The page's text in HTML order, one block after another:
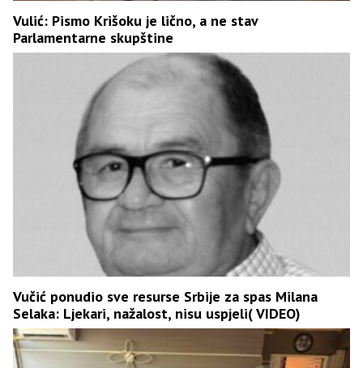
Vulić: Pismo Krišoku je lično, a ne stav
Parlamentarne skupštine
Vučić ponudio sve resurse Srbije za spas Milana
Selaka: Ljekari, nažalost, nisu uspjeli( VIDEO)